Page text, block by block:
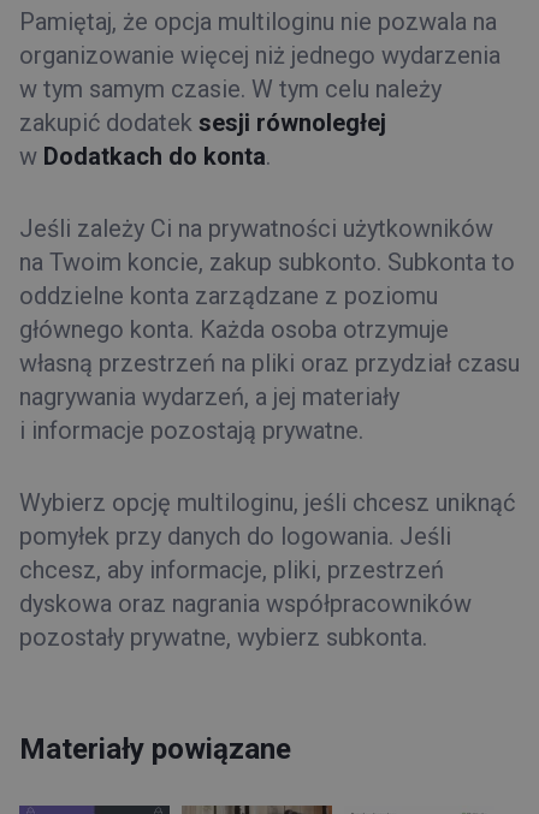
Pamiętaj, że opcja multiloginu nie pozwala na
organizowanie więcej niż jednego wydarzenia
w tym samym czasie. W tym celu należy
zakupić dodatek sesji równoległej
w Dodatkach do konta.
Jeśli zależy Ci na prywatności użytkowników
na Twoim koncie, zakup subkonto. Subkonta to
oddzielne konta zarządzane z poziomu
głównego konta. Każda osoba otrzymuje
własną przestrzeń na pliki oraz przydział czasu
nagrywania wydarzeń, a jej materiały
i informacje pozostają prywatne.
Wybierz opcję multiloginu, jeśli chcesz uniknąć
pomyłek przy danych do logowania. Jeśli
chcesz, aby informacje, pliki, przestrzeń
dyskowa oraz nagrania współpracowników
pozostały prywatne, wybierz subkonta.
Materiały powiązane